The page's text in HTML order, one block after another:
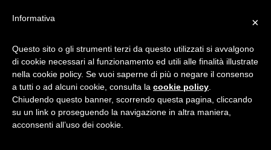
COME-FARE-GUFO-CON-
PIGNE-2
×
Informativa
Questo sito o gli strumenti terzi da questo utilizzati si avvalgono
di cookie necessari al funzionamento ed utili alle finalità illustrate
nella cookie policy. Se vuoi saperne di più o negare il consenso
a tutti o ad alcuni cookie, consulta la cookie policy
Chiudendo questo banner, scorrendo questa pagina, cliccando
su un link o proseguendo la navigazione in altra maniera,
acconsenti all’uso dei cookie.